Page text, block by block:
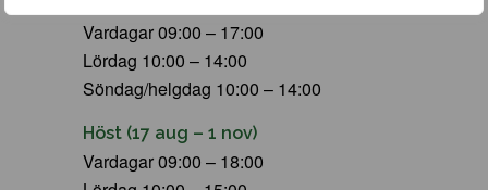
Vardagar 09:00 – 17:00
Lördag 10:00 – 14:00
Söndag/helgdag 10:00 – 14:00
Höst (17 aug – 1 nov)
Vardagar 09:00 – 18:00